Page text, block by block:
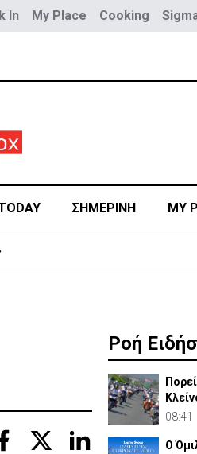
In My Place Cooking
ΣΗΜΕΡΙΝΗ MY
Ροή
08:41
Ο